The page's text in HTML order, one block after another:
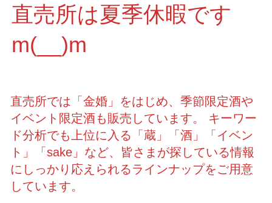
直売所は夏季休暇です
m(__)m
直売所では「金婚」をはじめ、季節限定酒や
イベント限定酒も販売しています。 キーワー
ド分析でも上位に入る「蔵」「酒」「イベン
ト」「sake」など、皆さまが探している情報
にしっかり応えられるラインナップをご用意
しています。